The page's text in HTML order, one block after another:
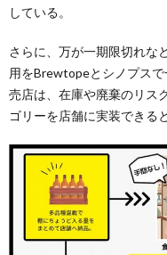
している。
さらに、万が一期限切れな
用をBrewtopeとシノプス
売店は、在庫や廃棄のリス
ゴリーを店舗に実装できる